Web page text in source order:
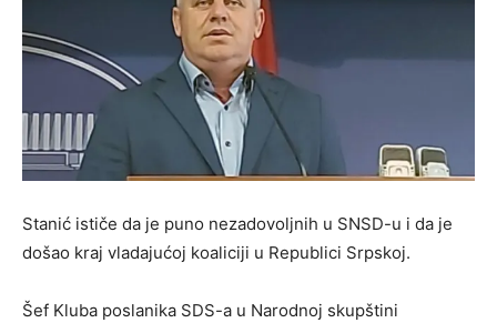
Stanić ističe da je puno nezadovoljnih u SNSD-u i da je
došao kraj vladajućoj koaliciji u Republici Srpskoj.
Šef Kluba poslanika SDS-a u Narodnoj skupštini